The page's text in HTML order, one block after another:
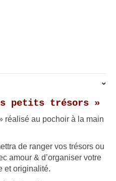
petits trésors »
réalisé au pochoir à la main
de ranger vos trésors ou
amour & d’organiser votre
et originalité.